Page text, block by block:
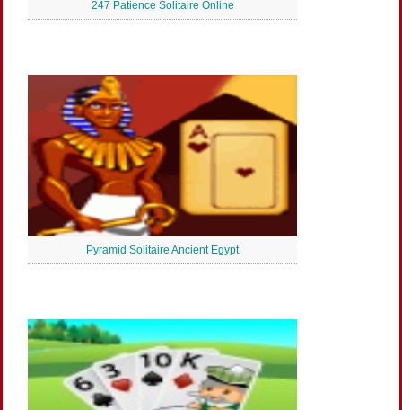
247 Patience Solitaire Online
Pyramid Solitaire Ancient Egypt